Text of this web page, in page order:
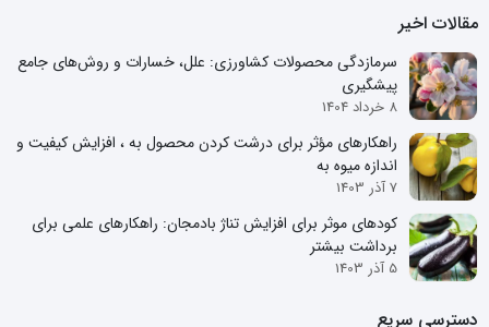
مقالات اخیر
سرمازدگی محصولات کشاورزی: علل، خسارات و روش‌های جامع
پیشگیری
8 خرداد 1404
راهکارهای مؤثر برای درشت کردن محصول به ، افزایش کیفیت و
اندازه میوه به
7 آذر 1403
کودهای موثر برای افزایش تناژ بادمجان: راهکارهای علمی برای
برداشت بیشتر
5 آذر 1403
دسترسی سریع